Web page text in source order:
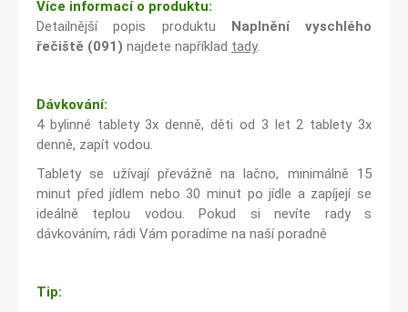
Více informací o produktu:
Detailnější popis produktu Naplnění vyschlého
řečiště (091) najdete například tady.
Dávkování:
4 bylinné tablety 3x denně, děti od 3 let 2 tablety 3x
denně, zapít vodou.
Tablety se užívají převážně na lačno, minimálně 15
minut před jídlem nebo 30 minut po jídle a zapíjejí se
ideálně teplou vodou. Pokud si nevíte rady s
dávkováním, rádi Vám poradíme na naší poradně
Tip: